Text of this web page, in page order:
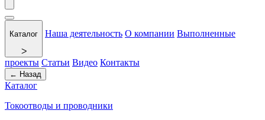
Каталог
ᐳ
Наша деятельность О компании Выполненные
проекты Статьи Видео Контакты
← Назад
Каталог
Токоотводы и проводники